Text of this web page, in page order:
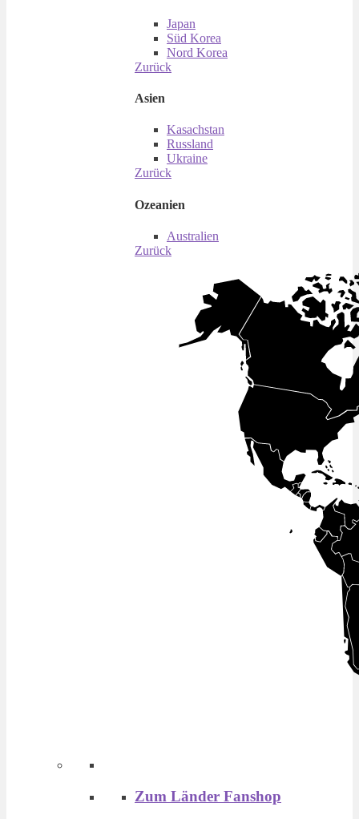
Japan
Süd Korea
Nord Korea
Zurück
Asien
Kasachstan
Russland
Ukraine
Zurück
Ozeanien
Australien
Zurück
Zum Länder Fanshop